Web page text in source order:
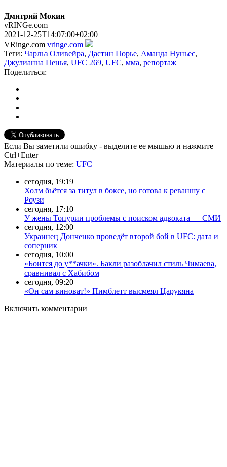
Дмитрий Мокин
vRINGe.com
2021-12-25T14:07:00+02:00
VRinge.com vringe.com
Теги: Чарльз Оливейра, Дастин Порье, Аманда Нуньес,
Джулианна Пенья, UFC 269, UFC, мма, репортаж
Поделиться:
Если Вы заметили ошибку - выделите ее мышью и нажмите
Ctrl+Enter
Материалы по теме: UFC
сегодня, 19:19
Холм бьётся за титул в боксе, но готова к реваншу с
Роузи
сегодня, 17:10
У жены Топурии проблемы с поиском адвоката — СМИ
сегодня, 12:00
Украинец Донченко проведёт второй бой в UFC: дата и
соперник
сегодня, 10:00
«Боится до у**ачки». Бакли разоблачил стиль Чимаева,
сравнивал с Хабибом
сегодня, 09:20
«Он сам виноват!» Пимблетт высмеял Царукяна
Включить комментарии